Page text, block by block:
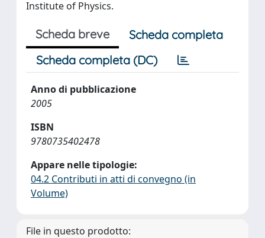
Institute of Physics.
Scheda breve
Scheda completa
Scheda completa (DC)
Anno di pubblicazione
2005
ISBN
9780735402478
Appare nelle tipologie:
04.2 Contributi in atti di convegno (in
Volume)
File in questo prodotto: